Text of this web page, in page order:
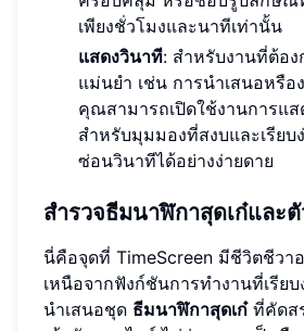
เพียงชั่วโมงและนาทีเท่านั้น
แสดงวินาที: สำหรับงานที่ต้อง
แม่นยำ เช่น การนำเสนอหรือ
คุณสามารถเปิดใช้งานการแ
สำหรับมุมมองที่สงบและเรีย
ซ่อนวินาทีได้อย่างง่ายดาย
สำรวจธีมนาฬิกาสุดเก๋และ
นี่คือจุดที่ TimeScreen มีชีวิตชีวา
เหนือจากฟังก์ชันการทำงานที่เรีย
นำเสนอชุด ธีมนาฬิกาสุดเก๋ที่คัดส